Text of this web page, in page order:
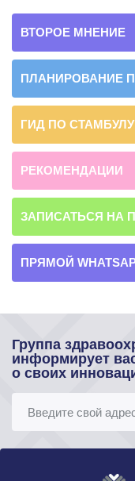
ВТОРОЕ МНЕНИЕ
ПЛАНИРОВАНИЕ
ГИД ПО СТАМБУЛУ
РЕКОМЕНДАЦИИ
ЗАПИСАТЬСЯ НА
ПРЯМОЙ
Группа
информирует
о своих